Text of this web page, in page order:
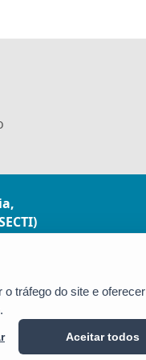
tráfego do site e oferecer
Aceitar todos